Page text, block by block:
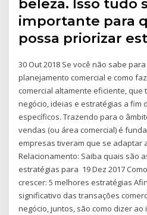
beleza. Isso tudo
importante para
possa priorizar
30 Out 2018 Se você não sabe
planejamento comercial e como
comercial altamente eficiente, que
negócio, ideias e estratégias a fim
específicos. Trazendo para o
vendas (ou área comercial) é
empresas tiveram que se adaptar
Relacionamento: Saiba quais são
estratégias para 19 Dez 2017
crescer: 5 melhores estratégias
significativo das transações
negócio, juntos, são como dizer